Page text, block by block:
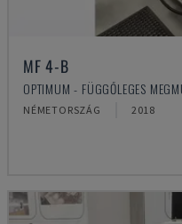
MF 4-B
OPTIMUM - FÜGGŐLEGES
NÉMETORSZÁG 2018